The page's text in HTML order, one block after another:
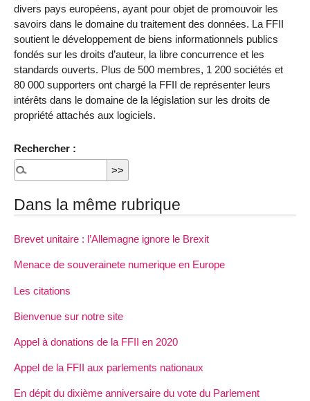
divers pays européens, ayant pour objet de promouvoir les
savoirs dans le domaine du traitement des données. La FFII
soutient le développement de biens informationnels publics
fondés sur les droits d’auteur, la libre concurrence et les
standards ouverts. Plus de 500 membres, 1 200 sociétés et
80 000 supporters ont chargé la FFII de représenter leurs
intérêts dans le domaine de la législation sur les droits de
propriété attachés aux logiciels.
Rechercher :
Dans la même rubrique
Brevet unitaire : l’Allemagne ignore le Brexit
Menace de souverainete numerique en Europe
Les citations
Bienvenue sur notre site
Appel à donations de la FFII en 2020
Appel de la FFII aux parlements nationaux
En dépit du dixième anniversaire du vote du Parlement